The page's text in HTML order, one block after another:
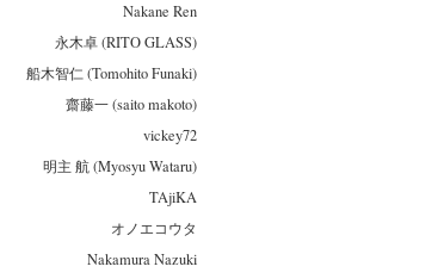
Nakane Ren
永木卓 (RITO GLASS)
船木智仁 (Tomohito Funaki)
齋藤一 (saito makoto)
vickey72
明主 航 (Myosyu Wataru)
TAjiKA
オノエコウタ
Nakamura Nazuki